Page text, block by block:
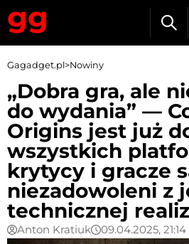
Gagadget.pl>Nowiny
„Dobra gra, ale
do wydania” —
Origins jest już
wszystkich
krytycy i gracze
niezadowoleni z
technicznej
Anton Kratiuk 09.04.2025, 21:14